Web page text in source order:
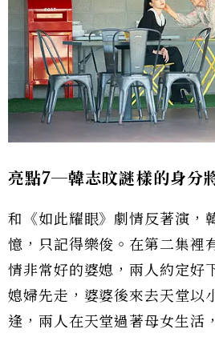
亮點7─韓志旼謎樣的身分
和《如此耀眼》劇情反著演，
憶，只記得樂俊。在第二集裡
情非常好的婆媳，兩人約定好
媳婦先走，婆婆後來去天堂以
逢，兩人在天堂過著母女生活